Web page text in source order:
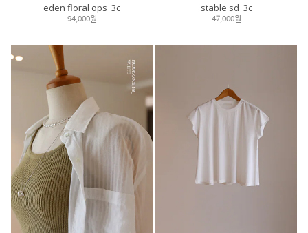
eden floral ops_3c
94,000원
stable sd_3c
47,000원